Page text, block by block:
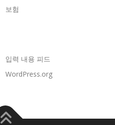
보험
입력 내용 피드
WordPress.org